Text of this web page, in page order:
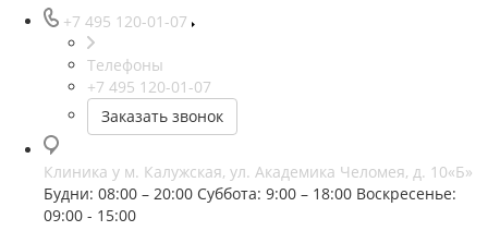
+7 495 120-01-07
Телефоны
+7 495 120-01-07
Заказать звонок
Клиника у м. Калужская, ул. Академика Челомея, д. 10«Б»
Будни: 08:00 – 20:00 Суббота: 9:00 – 18:00 Воскресенье:
09:00 - 15:00